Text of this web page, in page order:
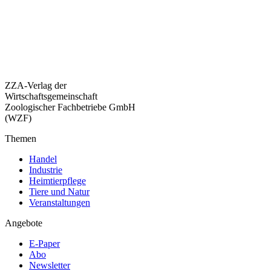
ZZA-Verlag der
Wirtschaftsgemeinschaft
Zoologischer Fachbetriebe GmbH
(WZF)
Themen
Handel
Industrie
Heimtierpflege
Tiere und Natur
Veranstaltungen
Angebote
E-Paper
Abo
Newsletter